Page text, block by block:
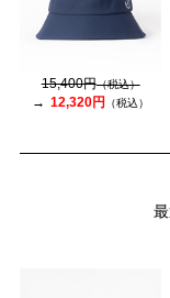
15,400円（税込）
12,320円 （税込）